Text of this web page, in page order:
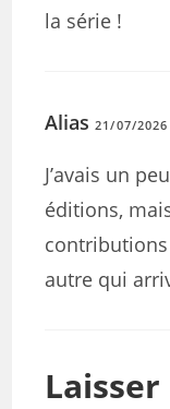
la série !
Alias 21/07/2026
J’avais un
éditions,
autre qui